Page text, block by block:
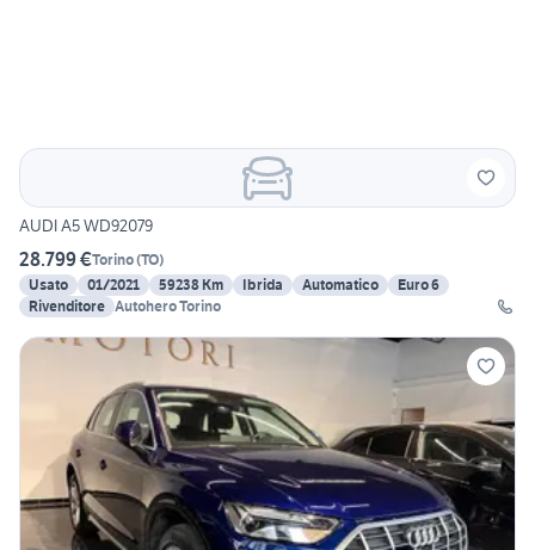
AUDI A5 WD92079
28.799 €Torino(TO)
Usato
01/2021 59238 Km Ibrida Automatico
Euro 6
Rivenditore Autohero Torino